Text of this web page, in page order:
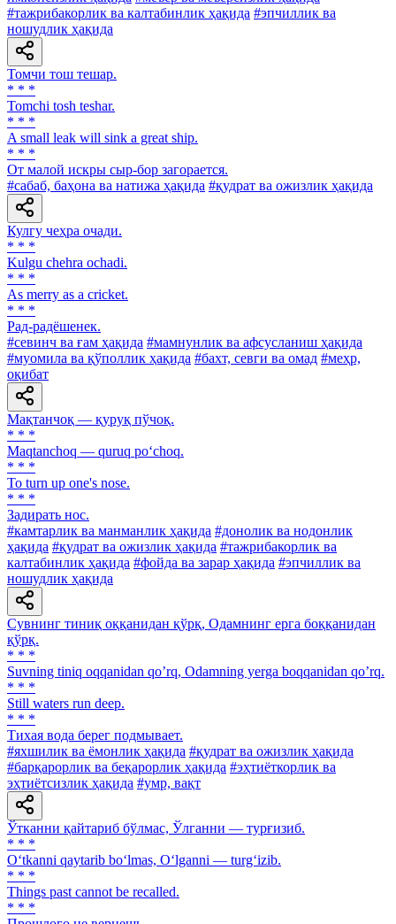
#тажрибакорлик ва калтабинлик ҳақида #эпчиллик ва
ношудлик ҳақида
Томчи тош тешар.
* * *
Tomchi tosh teshar.
* * *
A small leak will sink a great ship.
* * *
От малой искры сыр-бор загорается.
#сабаб, баҳона ва натижа ҳақида #қудрат ва ожизлик ҳақида
Кулгу чеҳра очади.
* * *
Kulgu chehra ochadi.
* * *
As merry as a cricket.
* * *
Рад-радёшенек.
#севинч ва ғам ҳақида #мамнунлик ва афсусланиш ҳақида
#муомила ва қўполлик ҳақида #бахт, севги ва омад #меҳр,
оқибат
Мақтанчоқ — қуруқ пўчоқ.
* * *
Maqtanchoq — quruq po‘choq.
* * *
To turn up one's nose.
* * *
Задирать нос.
#камтарлик ва манманлик ҳақида #донолик ва нодонлик
ҳақида #қудрат ва ожизлик ҳақида #тажрибакорлик ва
калтабинлик ҳақида #фойда ва зарар ҳақида #эпчиллик ва
ношудлик ҳақида
Сувнинг тиниқ оққанидан қўрқ, Одамнинг ерга боққанидан
қўрқ.
* * *
Suvning tiniq oqqanidan qoʼrq, Odamning yerga boqqanidan qoʼrq.
* * *
Still waters run deep.
* * *
Тихая вода берег подмывает.
#яхшилик ва ёмонлик ҳақида #қудрат ва ожизлик ҳақида
#барқарорлик ва беқарорлик ҳақида #эҳтиёткорлик ва
эҳтиётсизлик ҳақида #умр, вақт
Ўтканни қайтариб бўлмас, Ўлганни — турғизиб.
* * *
O‘tkanni qaytarib bo‘lmas, O‘lganni — turg‘izib.
* * *
Things past cannot be recalled.
* * *